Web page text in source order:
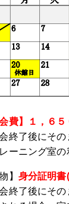
会費】１，６
終了後にその
ーニング室の
】 身分証明
終了後にその